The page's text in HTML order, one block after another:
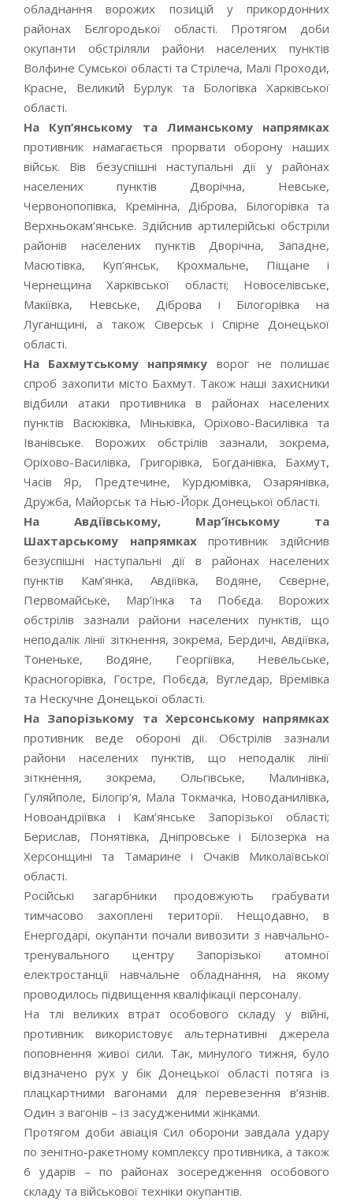
обладнання ворожих позицій у прикордонних
районах Бєлгородької області. Протягом доби
окупанти обстріляли райони населених пунктів
Волфине Сумської області та Стрілеча, Малі Проходи,
Красне, Великий Бурлук та Бологівка Харківської
області.
На Куп’янському та Лиманському напрямках
противник намагається прорвати оборону наших
військ. Вів безуспішні наступальні дії у районах
населених пунктів Дворічна, Невське,
Червонопопівка, Кремінна, Діброва, Білогорівка та
Верхньокам’янське. Здійснив артилерійські обстріли
районів населених пунктів Дворічна, Западне,
Масютівка, Куп’янськ, Крохмальне, Піщане і
Чернещина Харківської області; Новоселівське,
Макіївка, Невське, Діброва і Білогорівка на
Луганщині, а також Сіверськ і Спірне Донецької
області.
На Бахмутському напрямку ворог не полишає
спроб захопити місто Бахмут. Також наші захисники
відбили атаки противника в районах населених
пунктів Васюківка, Міньківка, Оріхово-Василівка та
Іванівське. Ворожих обстрілів зазнали, зокрема,
Оріхово-Василівка, Григорівка, Богданівка, Бахмут,
Часів Яр, Предтечине, Курдюмівка, Озарянівка,
Дружба, Майорськ та Нью-Йорк Донецької області.
На Авдіївському, Мар’їнському та
Шахтарському напрямкахпротивник здійснив
безуспішні наступальні дії в районах населених
пунктів Кам’янка, Авдіївка, Водяне, Сєверне,
Первомайське, Мар’їнка та Побєда. Ворожих
обстрілів зазнали райони населених пунктів, що
неподалік лінії зіткнення, зокрема, Бердичі, Авдіївка,
Тоненьке, Водяне, Георгіївка, Невельське,
Красногорівка, Гостре, Побєда, Вугледар, Времівка
та Нескучне Донецької області.
На Запорізькому та Херсонському напрямках
противник веде обороні дії. Обстрілів зазнали
райони населених пунктів, що неподалік лінії
зіткнення, зокрема, Ольгівське, Малинівка,
Гуляйполе, Білогір’я, Мала Токмачка, Новоданилівка,
Новоандріївка і Кам’янське Запорізької області;
Берислав, Понятівка, Дніпровське і Білозерка на
Херсонщині та Тамарине і Очаків Миколаївської
області.
Російські загарбники продовжують грабувати
тимчасово захоплені території. Нещодавно, в
Енергодарі, окупанти почали вивозити з навчально-
тренувального центру Запорізької атомної
електростанції навчальне обладнання, на якому
проводилось підвищення кваліфікації персоналу.
На тлі великих втрат особового складу у війні,
противник використовує альтернативні джерела
поповнення живої сили. Так, минулого тижня, було
відзначено рух у бік Донецької області потяга із
плацкартними вагонами для перевезення в’язнів.
Один з вагонів – із засудженими жінками.
Протягом доби авіація Сил оборони завдала удару
по зенітно-ракетному комплексу противника, а також
6 ударів – по районах зосередження особового
складу та військової техніки окупантів.